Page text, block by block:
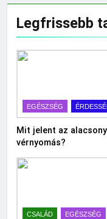
Legfrissebb
EGÉSZSÉG
Mit jelent az alacsony
vérnyomás?
CSALÁD EGÉSZSÉG